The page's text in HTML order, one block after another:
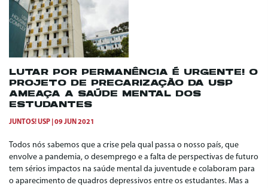
LUTAR POR PERMANÊNCIA É URGENTE! O
PROJETO DE PRECARIZAÇÃO DA USP
AMEAÇA A SAÚDE MENTAL DOS
ESTUDANTES
JUNTOS! USP 09 JUN 2021
Todos nós sabemos que a crise pela qual passa o nosso país, que
envolve a pandemia, o desemprego e a falta de perspectivas de futuro
tem sérios impactos na saúde mental da juventude e colaboram para
o aparecimento de quadros depressivos entre os estudantes. Mas a